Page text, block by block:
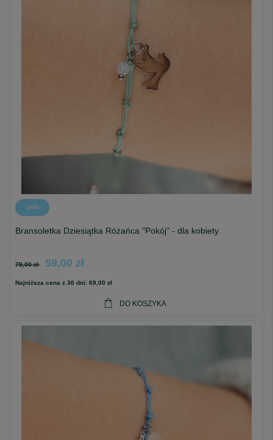
-26%
Bransoletka Dziesiątka Różańca "Pokój" - dla kobiety
79,00 zł 59,00 zł
Najniższa cena z 30 dni: 69,00 zł
DO KOSZYKA